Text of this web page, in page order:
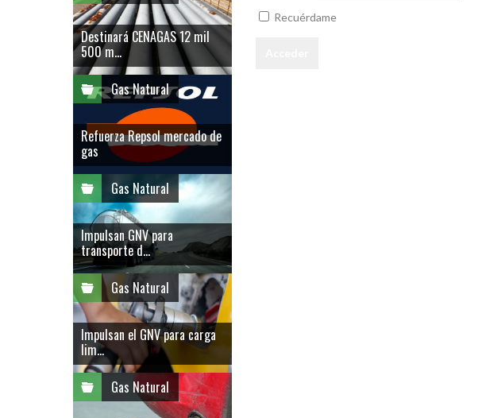
Recuérdame
Destinará CENAGAS 12 mil
500 m...
Gas Natural
Refuerza Repsol mercado de
gas
Gas Natural
Impulsan GNV para
transporte d...
Gas Natural
Impulsan el GNV para carga
lim...
Gas Natural